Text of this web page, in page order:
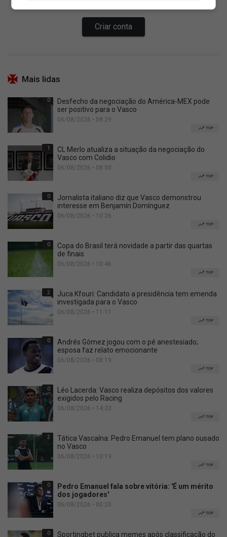
Mais lidas
0
Desfecho da negociação do América-MEX pode
ser positivo para o Vasco
06/08/2026 • 08:29
TOP
1
CL Merlo atualiza a situação da negociação do
Vasco com Colidio
06/08/2026 • 08:00
TOP
0
Jornalista italiano diz que Vasco demonstrou
interesse em Benjamín Domínguez
06/08/2026 • 10:26
TOP
0
Copa do Brasil terá novidade a partir das quartas
de finais
06/08/2026 • 10:46
TOP
2
Juca Kfouri: Candidato a presidência tem emenda
investigada para o Vasco
06/08/2026 • 11:11
TOP
0
Andrés Gómez jogou com o pé anestesiado;
esposa faz relato emocionante
06/08/2026 • 08:19
TOP
0
Léo Lacerda: Vasco realiza depósitos dos valores
exigidos pelo Racing
06/08/2026 • 14:33
TOP
2
Tática Vascaína: Pedro Emanuel tem plano ousado
no Vasco
06/08/2026 • 10:19
TOP
0
Pedro Emanuel fala sobre vitória: 'É um mérito
dos jogadores'
06/08/2026 • 00:20
TOP
0 Sportingbet publica memes após classificação do